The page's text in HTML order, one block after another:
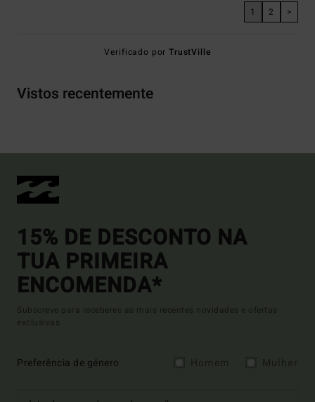
1 2 >
Verificado porTrustVille
Vistos recentemente
15% DE DESCONTO NA
TUA PRIMEIRA
ENCOMENDA*
Subscreve para receberes as mais recentes novidades e ofertas
exclusivas.
Preferência de género